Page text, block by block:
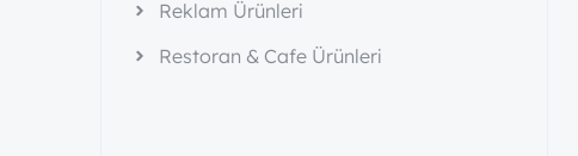
Reklam Ürünleri
Restoran & Cafe Ürünleri